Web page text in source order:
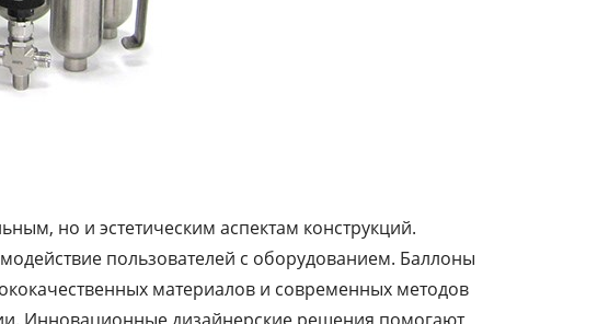
но и эстетическим аспектам конструкций.
пользователей с оборудованием. Баллоны
материалов и современных методов